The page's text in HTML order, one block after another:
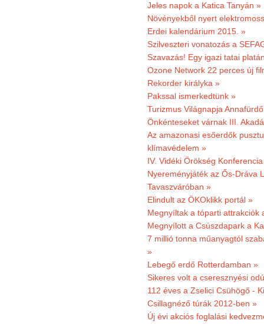
Jeles napok a Katica Tanyán »
Növényekből nyert
Erdei kalendárium 2015. »
Szilveszteri vonatozás a
Szavazás! Egy igazi tatai
Ozone Network 22 perces új
Rekorder királyka »
Pakssal ismerkedtünk »
Turizmus Világnapja
Önkénteseket várnak III.
Az amazonasi esőerdők
klímavédelem »
IV. Vidéki Örökség
Nyereményjáték az Ős-Dráva
Tavaszváróban »
Elindult az ÖKOklikk portál »
Megnyíltak a tóparti attrakciók
Megnyílott a Csúszdapark a
7 millió tonna műanyagtól
»
Lebegő erdő Rotterdamban »
Sikeres volt a cseresznyési
112 éves a Zselici Csühögő -
Csillagnéző túrák 2012-ben »
Új évi akciós foglalási